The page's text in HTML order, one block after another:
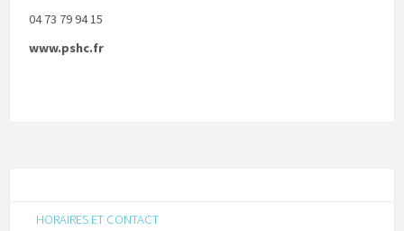
04 73 79 94 15
www.pshc.fr
HORAIRES ET CONTACT